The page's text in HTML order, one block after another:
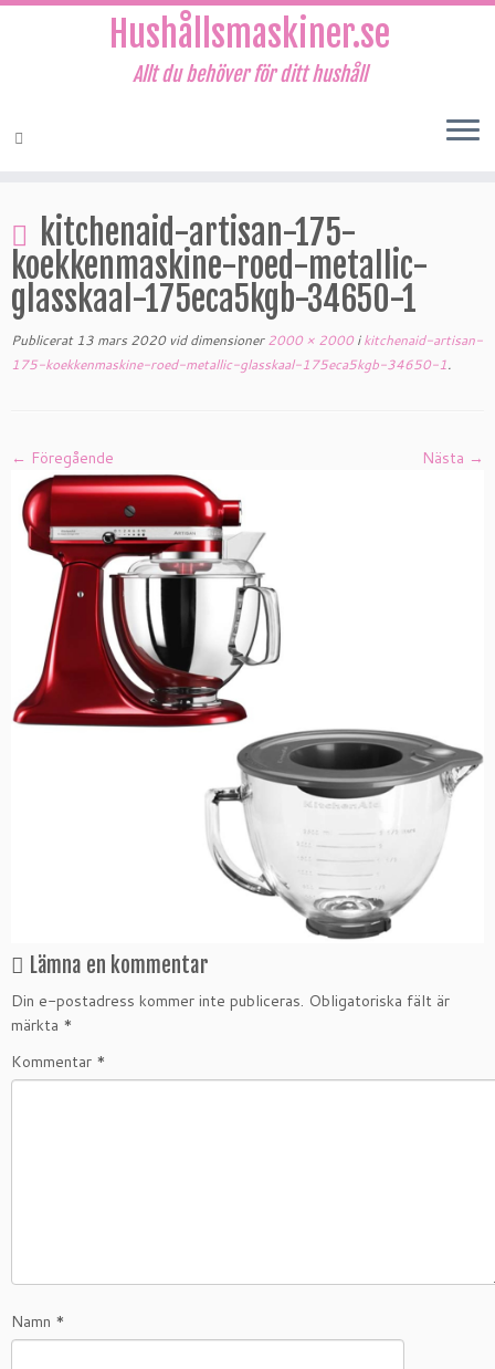
innehåll
Hushållsmaskiner.se
Allt du behöver för ditt hushåll
kitchenaid-artisan-175-
koekkenmaskine-roed-metallic-
glasskaal-175eca5kgb-34650-1
Publicerat 13 mars 2020vid dimensioner2000 × 2000ikitchenaid-artisan-
175-koekkenmaskine-roed-metallic-glasskaal-175eca5kgb-34650-1.
← Föregående Nästa →
Lämna en kommentar
Din e-postadress kommer inte publiceras. Obligatoriska fält är
märkta *
Kommentar *
Namn *